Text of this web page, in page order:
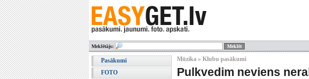
Meklētājs:
Pasākumi
FOTO
Mūzika » Klubu pasākumi
Pulkvedim neviens